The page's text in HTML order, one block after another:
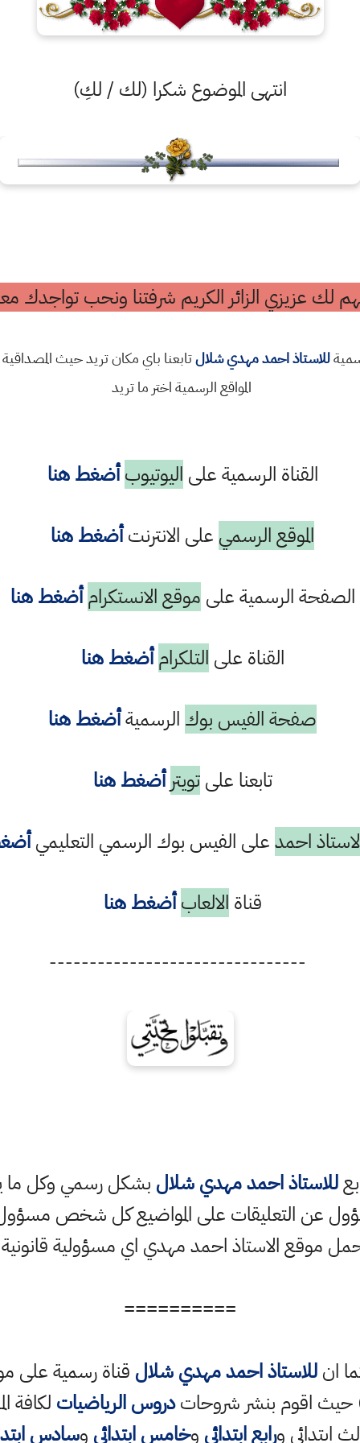
انتهى الموضوع شكرا (لك / لكِ)
لك عزيزي الزائر الكريم شرفتنا ونحب تواجدك
للاستاذ احمد مهدي شلالتابعنا باي مكان تريد حيث
المواقع الرسمية اختر ما تريد
القناة الرسمية على اليوتيوب أضغط هنا
الموقع الرسمي على الانترنتأضغط هنا
الصفحة الرسمية على موقع الانستكرام أضغط هنا
القناة على التلكرام أضغط هنا
صفحة الفيس بوك الرسميةأضغط هنا
تابعنا علىتويتر أضغط هنا
احمدعلى الفيس بوك الرسمي التعليمي
قناة الالعاب أضغط هنا
--------------------------------
للاستاذ احمد مهدي شلال بشكل رسمي وكل ما
عن التعليقات على المواضيع كل شخص مسؤول
موقع الاستاذ احمد مهدي اي مسؤولية
==========
انللاستاذ احمد مهدي شلال قناة رسمية على
حيث اقوم بنشر شروحاتدروس الرياضيات لكافة
ابتدائي ورابع ابتدائي وخامس ابتدائي وسادس